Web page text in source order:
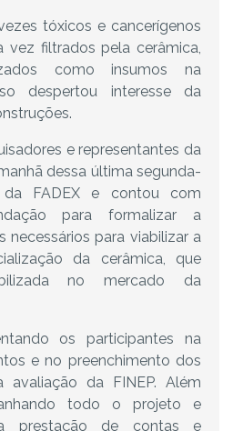
tóxicos e cancerígenos
vez filtrados pela cerâmica,
como insumos na
despertou interesse da
e representantes da
dessa última segunda-
FADEX e contou com
para formalizar a
necessários para viabilizar a
da cerâmica, que
no mercado da
os participantes na
e no preenchimento dos
avaliação da FINEP. Além
todo o projeto e
prestação de contas e